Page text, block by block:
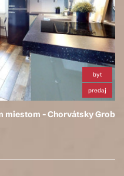
byt
predaj
miestom - Chorvátsky Grob